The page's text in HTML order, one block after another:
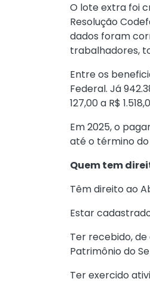
O lote extra foi
Resolução
dados foram
trabalhadores,
Entre os
Federal. Já
127,00 a R$
Em 2025, o
até o término
Quem tem
Têm direito ao
Estar
Ter recebido,
Patrimônio do
Ter exercido